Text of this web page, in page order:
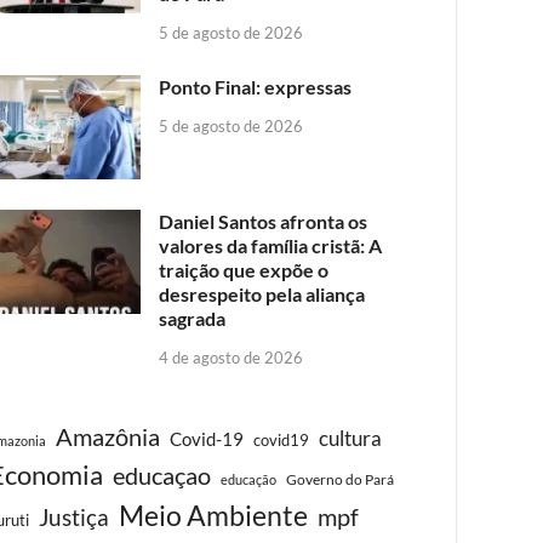
5 de agosto de 2026
Ponto Final: expressas
5 de agosto de 2026
Daniel Santos afronta os
valores da família cristã: A
traição que expõe o
desrespeito pela aliança
sagrada
4 de agosto de 2026
Amazônia Covid-19 covid19 cultura
educaçao educação Governo do Pará
Justiça Meio Ambiente mpf